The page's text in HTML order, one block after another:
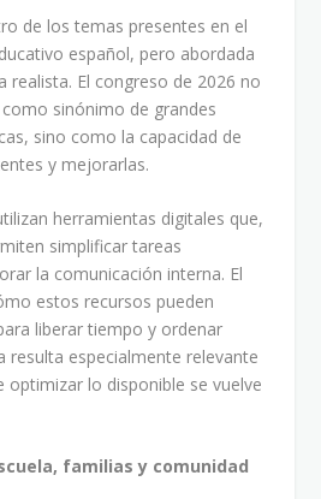
de los temas presentes en el
español, pero abordada
realista. El congreso de 2026 no
sinónimo de grandes
sino como la capacidad de
y mejorarlas.
herramientas digitales que,
simplificar tareas
la comunicación interna. El
estos recursos pueden
liberar tiempo y ordenar
resulta especialmente relevante
optimizar lo disponible se vuelve
familias y comunidad